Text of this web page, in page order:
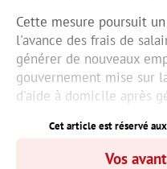
Cette mesure poursuit
l'avance des frais de
générer de nouveaux
gouvernement mise sur
d'aide à domicile après
Cet article est réservé
Vos